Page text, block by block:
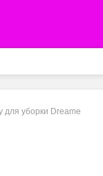
для уборки Dreame